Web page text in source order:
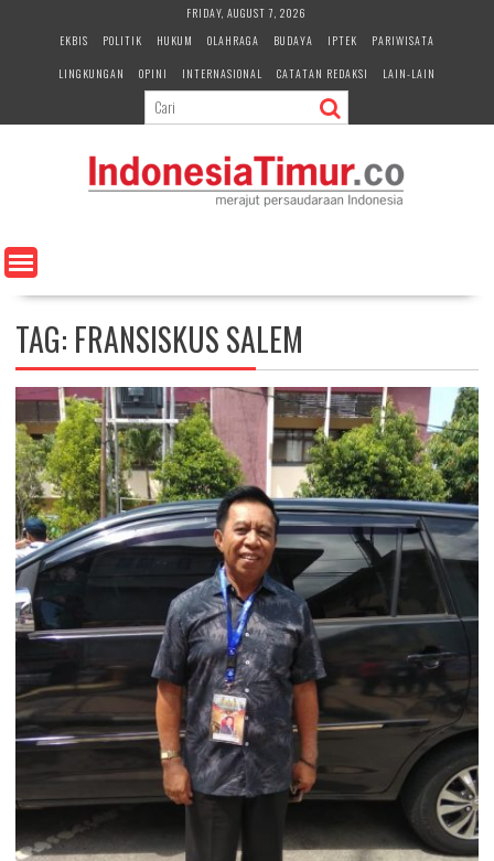
e
n
FRIDAY, AUGUST 7, 2026
EKBIS
POLITIK HUKUM OLAHRAGA BUDAYA IPTEK
PARIWISATA
LINGKUNGAN
OPINI INTERNASIONAL CATATAN REDAKSI LAIN-LAIN
TAG: FRANSISKUS SALEM